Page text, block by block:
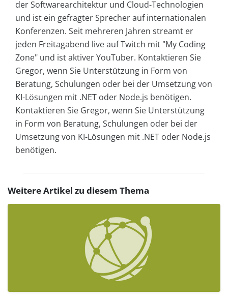
der Softwarearchitektur und Cloud-Technologien
und ist ein gefragter Sprecher auf internationalen
Konferenzen. Seit mehreren Jahren streamt er
jeden Freitagabend live auf Twitch mit "My Coding
Zone" und ist aktiver YouTuber. Kontaktieren Sie
Gregor, wenn Sie Unterstützung in Form von
Beratung, Schulungen oder bei der Umsetzung von
KI-Lösungen mit .NET oder Node.js benötigen.
Kontaktieren Sie Gregor, wenn Sie Unterstützung
in Form von Beratung, Schulungen oder bei der
Umsetzung von KI-Lösungen mit .NET oder Node.js
benötigen.
Weitere Artikel zu diesem Thema